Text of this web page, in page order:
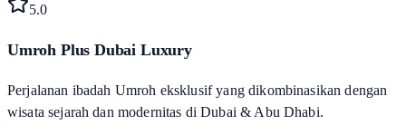
5.0
Umroh Plus Dubai Luxury
Perjalanan ibadah Umroh eksklusif yang dikombinasikan dengan
wisata sejarah dan modernitas di Dubai & Abu Dhabi.